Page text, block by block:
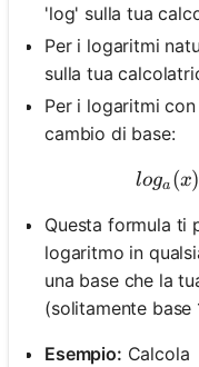
'log' sulla tua
Per i logaritmi
sulla tua
Per i logaritmi
cambio di base:
loga (x)
Questa formula ti
logaritmo in
una base che la
(solitamente base
Esempio: Calcola